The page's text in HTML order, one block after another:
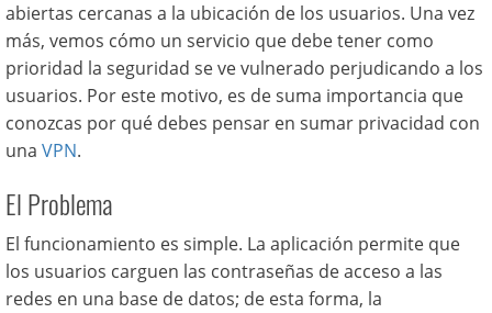
abiertas cercanas a la ubicación de los usuarios. Una vez
más, vemos cómo un servicio que debe tener como
prioridad la seguridad se ve vulnerado perjudicando a los
usuarios. Por este motivo, es de suma importancia que
conozcas por qué debes pensar en sumar privacidad con
una VPN.
El Problema
El funcionamiento es simple. La aplicación permite que
los usuarios carguen las contraseñas de acceso a las
redes en una base de datos; de esta forma, la